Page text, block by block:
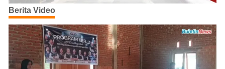
Berita Video